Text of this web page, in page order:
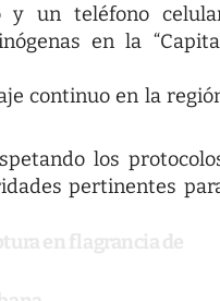
y un teléfono
en la
continuo en la
los
pertinentes